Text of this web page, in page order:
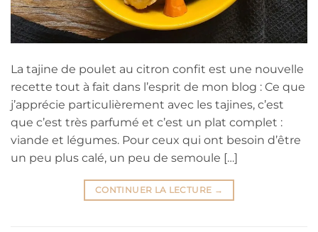
La tajine de poulet au citron confit est une nouvelle
recette tout à fait dans l’esprit de mon blog : Ce que
j’apprécie particulièrement avec les tajines, c’est
que c’est très parfumé et c’est un plat complet :
viande et légumes. Pour ceux qui ont besoin d’être
un peu plus calé, un peu de semoule […]
CONTINUER LA LECTURE →